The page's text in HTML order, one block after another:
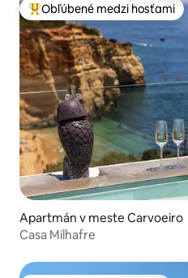
Najobľúbenejšie medzi hosťami
Obľúbené medzi hosťami
Apartmán v meste Carvoeiro
Casa Milhafre